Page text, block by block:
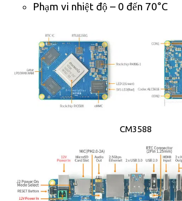
Phạm vi nhiệt độ – 0 đến 70°C
CM3588